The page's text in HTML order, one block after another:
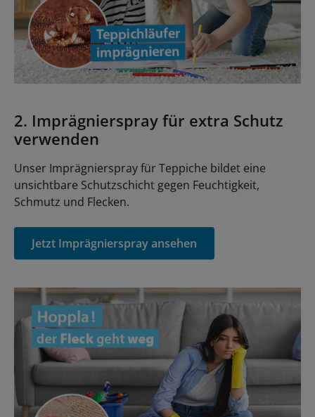
2. Imprägnierspray für extra Schutz
verwenden
Unser Imprägnierspray für Teppiche bildet eine
unsichtbare Schutzschicht gegen Feuchtigkeit,
Schmutz und Flecken.
Jetzt Imprägnierspray ansehen